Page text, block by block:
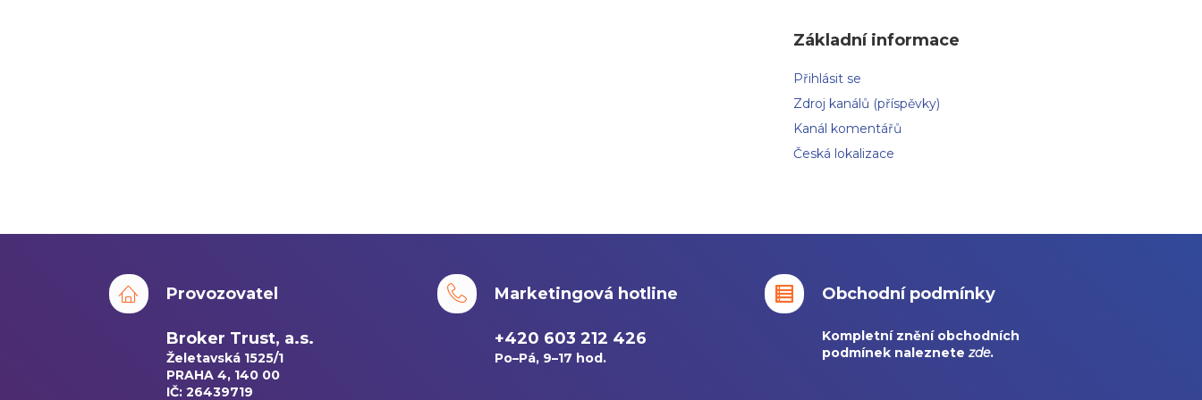
Základní informace
Přihlásit se
Zdroj kanálů (příspěvky)
Kanál komentářů
Česká lokalizace
Provozovatel
Broker Trust, a.s.
Želetavská 1525/1
PRAHA 4, 140 00
IČ: 26439719
Marketingová hotline
+420 603 212 426
Po–Pá, 9–17 hod.
Obchodní podmínky
Kompletní znění obchodních
podmínek naleznetezde.